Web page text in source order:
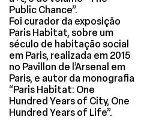
Public Chance”.
Foi curador da exposição
Paris Habitat, sobre um
século de habitação social
em Paris, realizada em 2015
no Pavillon de l’Arsenal em
Paris, e autor da monografia
“Paris Habitat: One
Hundred Years of City, One
Hundred Years of Life”.